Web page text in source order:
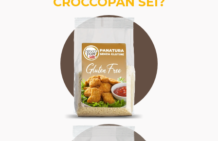
SENZA GLUTINE
SFIZIOSA
AFFIDABILE